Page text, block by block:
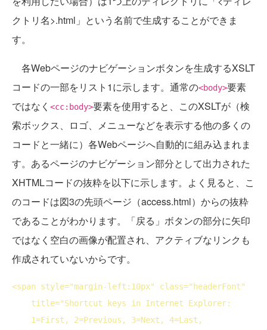
クトリ名>.html」という名前で生成することができま
す。
各Webページのナビゲーションボタンを生成するXSLT
コードの一部をリスト1に示します。通常の<body>要素
ではなく <cc:body>要素を使用すると、このXSLTが（検
索ボックス、ロゴ、メニューなどを表示する他の多くの
コードと一緒に）各Webページへ自動的に組み込まれま
す。あるページのナビゲーション部分として出力された
XHTMLコードの抜粋を以下に示します。よく見ると、こ
のコードは図3の先頭ページ（access.html）からの抜粋
であることがわかります。「戻る」ボタンの部分に矢印
ではなく空白の画像が配置され、アクティブなリンクも
作成されていないからです。
<span style="margin-left:10px" class="headerFont"
title="Shortcut keys in Internet Explorer: